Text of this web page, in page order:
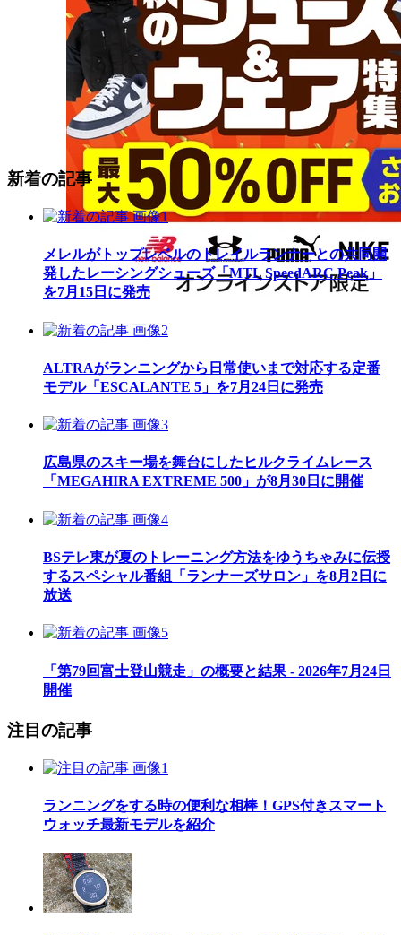
新着の記事
メレルがトップレベルのトレイルランナーとの共同開
発したレーシングシューズ「MTL SpeedARC Peak」
を7月15日に発売
ALTRAがランニングから日常使いまで対応する定番
モデル「ESCALANTE 5」を7月24日に発売
広島県のスキー場を舞台にしたヒルクライムレース
「MEGAHIRA EXTREME 500」が8月30日に開催
BSテレ東が夏のトレーニング方法をゆうちゃみに伝授
するスペシャル番組「ランナーズサロン」を8月2日に
放送
「第79回富士登山競走」の概要と結果 - 2026年7月24日
開催
注目の記事
ランニングをする時の便利な相棒！GPS付きスマート
ウォッチ最新モデルを紹介